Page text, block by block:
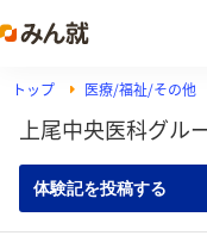
トップ 医療/福祉/その他
上尾中央医科グル
体験記を投稿する